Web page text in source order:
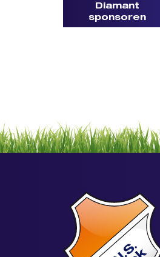
Diamant
sponsoren